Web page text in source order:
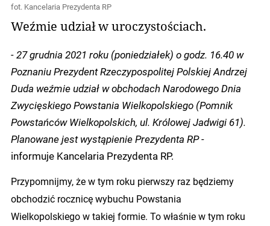
fot. Kancelaria Prezydenta RP
Weźmie udział w uroczystościach.
- 27 grudnia 2021 roku (poniedziałek) o godz. 16.40 w
Poznaniu Prezydent Rzeczypospolitej Polskiej Andrzej
Duda weźmie udział w obchodach Narodowego Dnia
Zwycięskiego Powstania Wielkopolskiego (Pomnik
Powstańców Wielkopolskich, ul. Królowej Jadwigi 61).
Planowane jest wystąpienie Prezydenta RP -
informuje Kancelaria Prezydenta RP.
Przypomnijmy, że w tym roku pierwszy raz będziemy
obchodzić rocznicę wybuchu Powstania
Wielkopolskiego w takiej formie. To właśnie w tym roku